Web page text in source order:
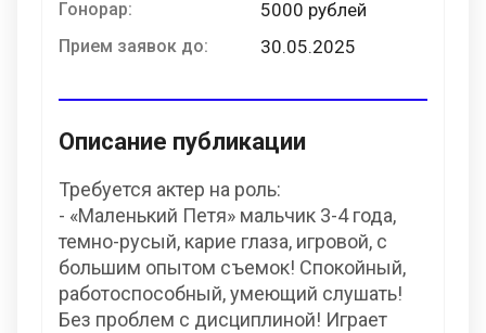
Гонорар: 5000 рублей
Прием заявок до: 30.05.2025
Описание публикации
Требуется актер на роль:
- «Маленький Петя» мальчик 3-4 года,
темно-русый, карие глаза, игровой, с
большим опытом съемок! Спокойный,
работоспособный, умеющий слушать!
Без проблем с дисциплиной! Играет